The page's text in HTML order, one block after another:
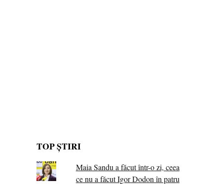
TOP ȘTIRI
Maia Sandu a făcut într-o zi, ceea
ce nu a făcut Igor Dodon în patru